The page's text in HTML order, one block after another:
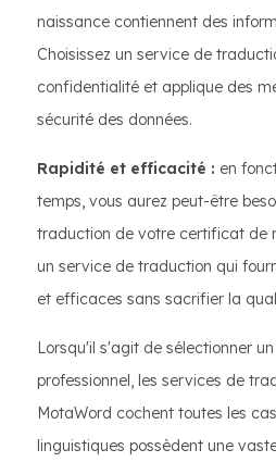
naissance contiennent des
Choisissez un service de
confidentialité et applique des
sécurité des données.
Rapidité et efficacité : en
temps, vous aurez peut-être
traduction de votre certificat de
un service de traduction qui
et efficaces sans sacrifier la
Lorsqu'il s'agit de sélectionner
professionnel, les services de
MotaWord cochent toutes les
linguistiques possèdent une